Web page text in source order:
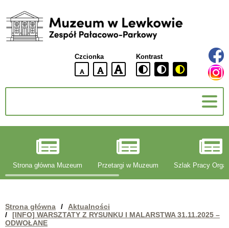
Muzeum
w
Czcionka
domyślna
czcionki
większa
czcionki
największa
czcionka
Kontrast
Strona główna Muzeum Przetargi w Muzeum Szlak Pracy
Strona główna /
Aktualności
/
[INFO] WARSZTATY Z RYSUNKU I MALARSTWA 31.11.2025 –
ODWOŁANE